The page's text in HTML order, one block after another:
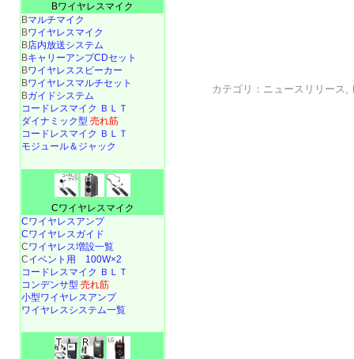
カテゴリ： ニュースリリース ,
Bワイヤレスマイク
Bマルチマイク
Bワイヤレスマイク
B店内放送システム
BキャリーアンプCDセット
Bワイヤレススピーカー
Bワイヤレスマルチセット
Bガイドシステム
コードレスマイク ＢＬＴ
ダイナミック型 売れ筋
コードレスマイク ＢＬＴ
モジュール＆ジャック
Cワイヤレスマイク
Cワイヤレスアンプ
Cワイヤレスガイド
Cワイヤレス増設一覧
Cイベント用 100W×2
コードレスマイク ＢＬＴ
コンデンサ型 売れ筋
小型ワイヤレスアンプ
ワイヤレスシステム一覧